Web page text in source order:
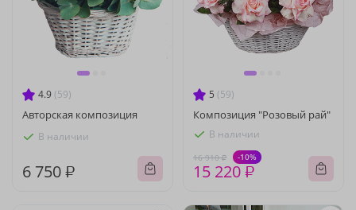
4.9 (59)
Авторская композиция
В наличии
6 750 ₽
5 (59)
Композиция "Розовый рай"
В наличии
16 910 ₽ -10%
15 220 ₽